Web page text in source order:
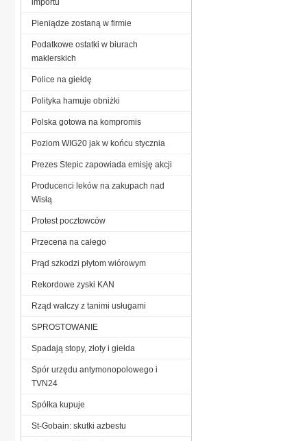
Pieniądze zostaną w firmie
Podatkowe ostatki w biurach
maklerskich
Police na giełdę
Polityka hamuje obniżki
Polska gotowa na kompromis
Poziom WIG20 jak w końcu stycznia
Prezes Stepic zapowiada emisję akcji
Producenci leków na zakupach nad
Wisłą
Protest pocztowców
Przecena na całego
Prąd szkodzi płytom wiórowym
Rekordowe zyski KAN
Rząd walczy z tanimi usługami
SPROSTOWANIE
Spadają stopy, złoty i giełda
Spór urzędu antymonopolowego i
TVN24
Spółka kupuje
St-Gobain: skutki azbestu